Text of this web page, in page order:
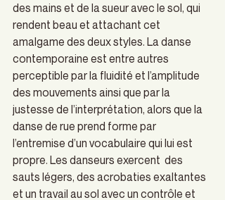
des mains et de la sueur avec le sol, qui
rendent beau et attachant cet
amalgame des deux styles. La danse
contemporaine est entre autres
perceptible par la fluidité et l’amplitude
des mouvements ainsi que par la
justesse de l’interprétation, alors que la
danse de rue prend forme par
l’entremise d’un vocabulaire qui lui est
propre. Les danseurs exercent  des
sauts légers, des acrobaties exaltantes
et un travail au sol avec un contrôle et